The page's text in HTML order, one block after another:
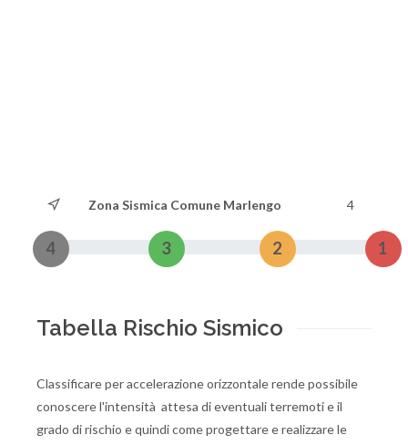
Zona Sismica Comune Marlengo 4
4 3 2 1
Tabella Rischio Sismico
Classificare per accelerazione orizzontale rende possibile
conoscere l'intensità attesa di eventuali terremoti e il
grado di rischio e quindi come progettare e realizzare le